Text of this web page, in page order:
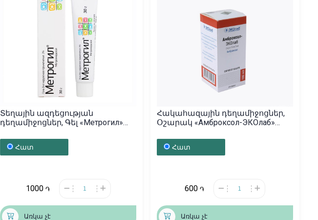
Տեղային ազդեցության
դեղամիջոցներ, Գել «Метрогил»
Հատ
1000 ֏
Առկա չէ
Հակահազային դեղամիջոցներ,
Օշարակ «Амброксол-ЭКОлаб»
Հատ
600 ֏
Առկա չէ